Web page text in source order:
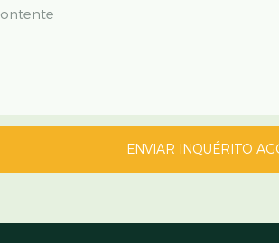
ENVIAR INQUÉRITO